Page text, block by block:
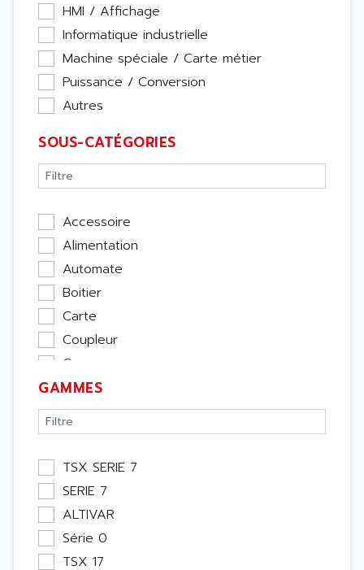
HMI / Affichage
Informatique industrielle
Machine spéciale / Carte métier
Puissance / Conversion
Autres
SOUS-CATÉGORIES
Accessoire
Alimentation
Automate
Boitier
Carte
Coupleur
Cpu
Ecran
Entrée / Sortie
Memoire
Module Métier
Moteur
Pupitre Opérateur
Rack
Etude
GAMMES
TSX SERIE 7
SERIE 7
ALTIVAR
Série 0
TSX 17